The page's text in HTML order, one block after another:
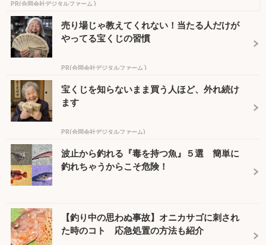
PR(合同会社デジタルファーム )
売り場じゃ教えてくれない！当たる人だけが
やってる宝くじの習慣
PR(合同会社デジタルファーム )
宝くじを知らないまま買う人ほど、外れ続け
ます
PR(合同会社デジタルファーム)
波止から釣れる『毒を持つ魚』５選 簡単に
釣れちゃうからこそ危険！
【釣り中の思わぬ事故】オニカサゴに刺され
た時のコト 応急処置の方法も紹介